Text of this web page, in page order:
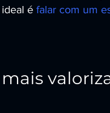
é falar com um